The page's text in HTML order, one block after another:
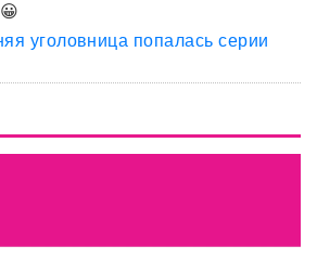
уголовница попалась серии